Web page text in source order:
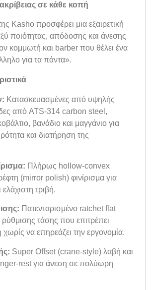
σε κάθε κοπή
Kasho προσφέρει μια εξαιρετική
ποιότητας, απόδοσης και άνεσης
κομμωτή και barber που θέλει ένα
για τα πάντα».
Κατασκευασμένες από υψηλής
από ATS-314 carbon steel,
βανάδιο και μαγγάνιο για
και διατήρηση της
Πλήρως hollow-convex
(mirror polish) φινίρισμα για
τριβή.
Πατενταρισμένο ratchet flat
τάσης που επιτρέπει
να επηρεάζει την εργονομία.
Super Offset (crane-style) λαβή και
rest για άνεση σε πολύωρη